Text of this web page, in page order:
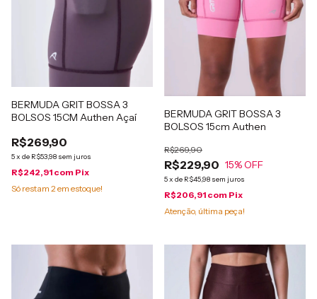
BERMUDA GRIT BOSSA 3
BOLSOS 15CM Authen Açaí
R$269,90
5x de R$53,98 sem juros
R$242,91 com Pix
Só restam 2em estoque!
BERMUDA GRIT BOSSA 3
BOLSOS 15cm Authen
R$229,90
R$269,90
15% OFF
5x de R$45,98 sem juros
R$206,91 com Pix
Atenção, última peça!